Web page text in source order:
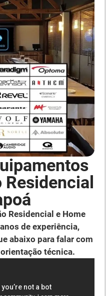
Residencial e Home
de experiência,
abaixo para falar com
técnica.